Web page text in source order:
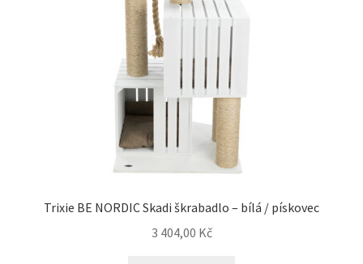
Trixie BE NORDIC Skadi škrabadlo – bílá / pískovec
3 404,00 Kč